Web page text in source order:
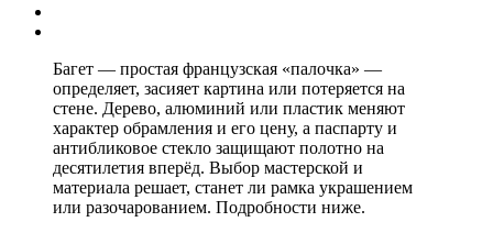
Багет — простая французская «палочка» —
определяет, засияет картина или потеряется на
стене. Дерево, алюминий или пластик меняют
характер обрамления и его цену, а паспарту и
антибликовое стекло защищают полотно на
десятилетия вперёд. Выбор мастерской и
материала решает, станет ли рамка украшением
или разочарованием. Подробности ниже.